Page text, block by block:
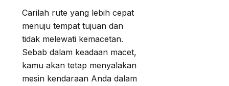
Carilah rute yang lebih cepat
menuju tempat tujuan dan
tidak melewati kemacetan.
Sebab dalam keadaan macet,
kamu akan tetap menyalakan
mesin kendaraan Anda dalam